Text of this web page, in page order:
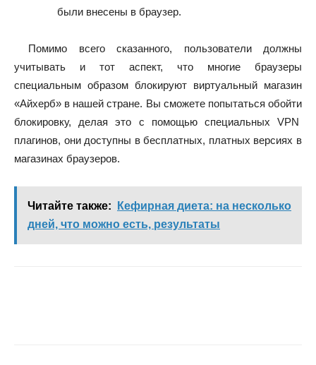
были внесены в браузер.
Помимо всего сказанного, пользователи должны
учитывать и тот аспект, что многие браузеры
специальным образом блокируют виртуальный магазин
«Айхерб» в нашей стране. Вы сможете попытаться обойти
блокировку, делая это с помощью специальных VPN
плагинов, они доступны в бесплатных, платных версиях в
магазинах браузеров.
Читайте также:
Кефирная диета: на несколько
дней, что можно есть, результаты